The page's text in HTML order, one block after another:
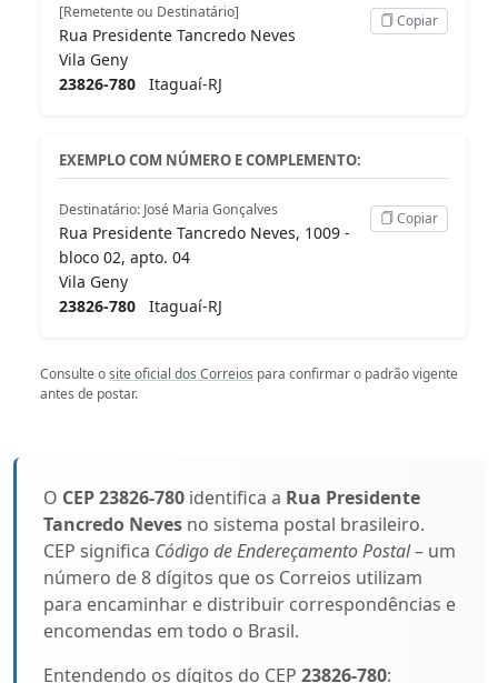
[Remetente ou Destinatário]
Rua Presidente Tancredo Neves
Vila Geny
23826-780 Itaguaí-RJ
Copiar
EXEMPLO COM NÚMERO E COMPLEMENTO:
Destinatário: José Maria Gonçalves
Rua Presidente Tancredo Neves, 1009 -
bloco 02, apto. 04
Vila Geny
23826-780 Itaguaí-RJ
Copiar
Consulte osite oficial dos Correios para confirmar o padrão vigente
antes de postar.
O CEP 23826-780 identifica a Rua Presidente
Tancredo Neves no sistema postal brasileiro.
CEP significa Código de Endereçamento Postal– um
número de 8 dígitos que os Correios utilizam
para encaminhar e distribuir correspondências e
encomendas em todo o Brasil.
Entendendo os dígitos do CEP 23826-780: